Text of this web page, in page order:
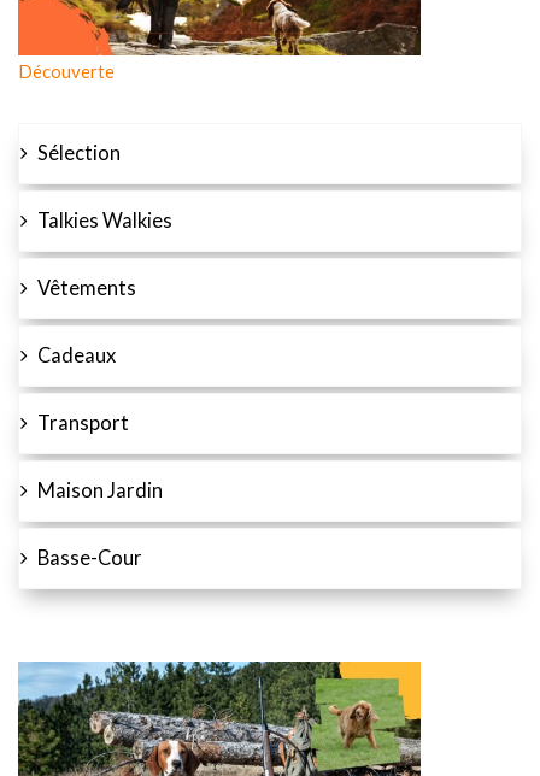
Découverte
Sélection
Talkies Walkies
Vêtements
Cadeaux
Transport
Maison Jardin
Basse-Cour